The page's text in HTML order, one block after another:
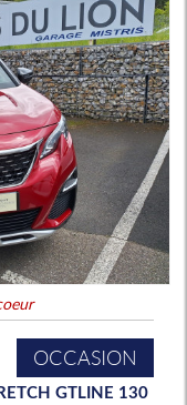
OCCASION
GTLINE 130